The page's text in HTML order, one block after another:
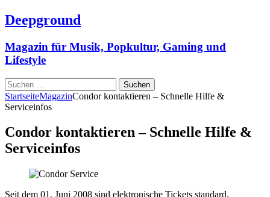
Deepground
Magazin für Musik, Popkultur, Gaming und
Lifestyle
Suchen
nach:
StartseiteMagazinCondor kontaktieren – Schnelle Hilfe &
Serviceinfos
Condor kontaktieren – Schnelle Hilfe &
Serviceinfos
Seit dem 01. Juni 2008 sind elektronische Tickets standard.